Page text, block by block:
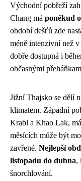
Východní pobřeží
Chang má poněkud
období dešťů zde
méně intenzivní než
dobře dostupná i
občasnými
Jižní Thajsko se dělí
klimatem. Západní
Krabi a Khao Lak,
měsících může být
zavřené. Nejlepší
listopadu do dubna,
šnorchlování.